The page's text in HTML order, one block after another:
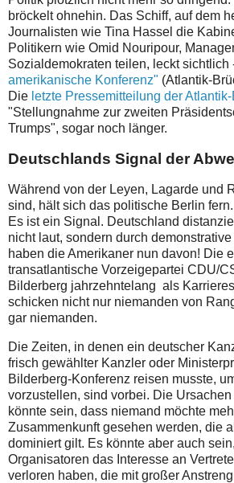
bröckelt ohnehin. Das Schiff, auf dem
Journalisten wie Tina Hassel die
Politikern wie Omid Nouripour,
Sozialdemokraten teilen, leckt sichtlich
amerikanische Konferenz" (Atlantik-
Die letzte Pressemitteilung der
"Stellungnahme zur zweiten
Trumps", sogar noch länger.
Deutschlands Signal der
Während von der Leyen, Lagarde und
sind, hält sich das politische Berlin
Es ist ein Signal. Deutschland
nicht laut, sondern durch
haben die Amerikaner nun davon! Die
transatlantische Vorzeigepartei CDU/
Bilderberg jahrzehntelang als
schicken nicht nur niemanden von
gar niemanden.
Die Zeiten, in denen ein deutscher
frisch gewählter Kanzler oder
Bilderberg-Konferenz reisen musste,
vorzustellen, sind vorbei. Die
könnte sein, dass niemand möchte
Zusammenkunft gesehen werden, die
dominiert gilt. Es könnte aber auch
Organisatoren das Interesse an
verloren haben, die mit großer